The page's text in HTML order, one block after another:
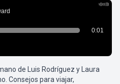
de Luis Rodríguez y Laura
Consejos para viajar,